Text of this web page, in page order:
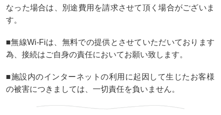
なった場合は、別途費用を請求させて頂く場合がございま
す。
■無線Wi-Fiは、無料での提供とさせていただいております
為、接続はご自身の責任においてお願い致します。
■施設内のインターネットの利用に起因して生じたお客様
の被害につきましては、一切責任を負いません。